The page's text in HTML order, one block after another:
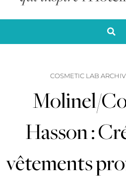
COSMETIC LAB
Molinel/
Hasson :
vêtements